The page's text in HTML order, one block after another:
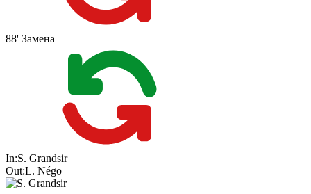
88' Замена
In:S. Grandsir
Out:L. Négo